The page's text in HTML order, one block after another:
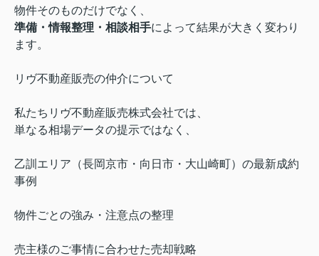
物件そのものだけでなく、
準備・情報整理・相談相手によって結果が大きく変わり
ます。
リヴ不動産販売の仲介について
私たちリヴ不動産販売株式会社では、
単なる相場データの提示ではなく、
乙訓エリア（長岡京市・向日市・大山崎町）の最新成約
事例
物件ごとの強み・注意点の整理
売主様のご事情に合わせた売却戦略